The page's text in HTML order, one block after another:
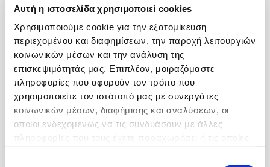
Αυτή η ιστοσελίδα χρησιμοποιεί cookies
Χρησιμοποιούμε cookie για την εξατομίκευση
περιεχομένου και διαφημίσεων, την παροχή λειτουργιών
κοινωνικών μέσων και την ανάλυση της
επισκεψιμότητάς μας. Επιπλέον, μοιραζόμαστε
πληροφορίες που αφορούν τον τρόπο που
χρησιμοποιείτε τον ιστότοπό μας με συνεργάτες
κοινωνικών μέσων, διαφήμισης και αναλύσεων, οι
οποίοι ενδεχομένως να τις συνδυάσουν με άλλες